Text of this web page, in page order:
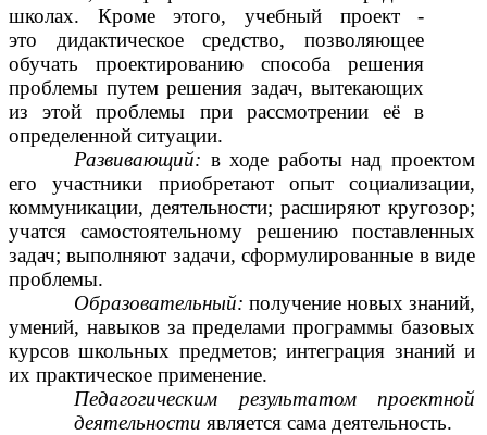
школах. Кроме этого, учебный проект -
это дидактическое средство, позволяющее
обучать проектированию способа решения
проблемы путем решения задач, вытекающих
из этой проблемы при рассмотрении её в
определенной ситуации.
Развивающий: в ходе работы над проектом
его участники приобретают опыт социализации,
коммуникации, деятельности; расширяют кругозор;
учатся самостоятельному решению поставленных
задач; выполняют задачи, сформулированные в виде
проблемы.
Образовательный: получение новых знаний,
умений, навыков за пределами программы базовых
курсов школьных предметов; интеграция знаний и
их практическое применение.
Педагогическим результатом проектной
деятельности является сама деятельность.